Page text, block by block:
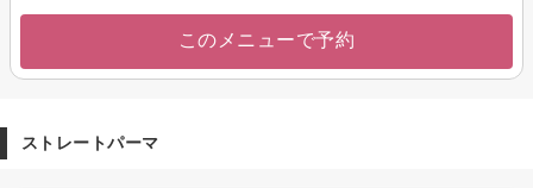
このメニューで予約
ストレートパーマ